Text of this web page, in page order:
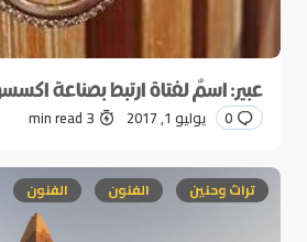
عبير: اسمٌ لفتاة ارتبط بصناعة
0 يوليو 1, 2017 3 min read
تراث وحنين الفنون الفنون